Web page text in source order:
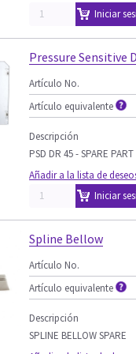
Iniciar
Pressure Sensitive
Artículo No.
Artículo equivalente
Descripción
PSD DR 45 - SPARE PART
Añadir a la lista de
Iniciar
Spline Bellow
Artículo No.
Artículo equivalente
Descripción
SPLINE BELLOW SPARE